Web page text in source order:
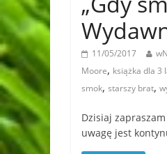
11/05/2017
Moore, książka dla 3
smok, starszy brat,
Dzisiaj
uwagę jest